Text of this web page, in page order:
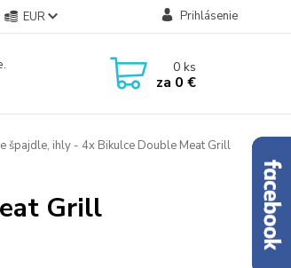
EUR Prihlásenie
0ks
za 0 €
špajdle, ihly - 4x Bikulce Double Meat Grill
Grill